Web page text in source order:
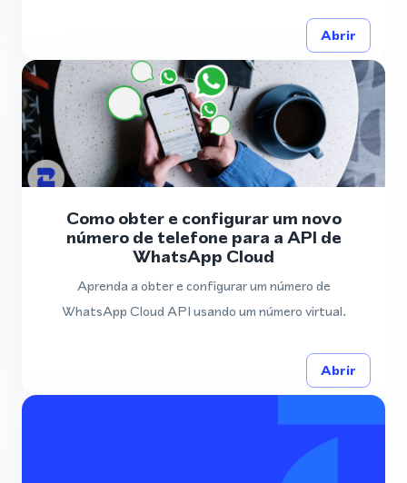
Abrir
Como obter e configurar um novo
número de telefone para a API de
WhatsApp Cloud
Aprenda a obter e configurar um número de
WhatsApp Cloud API usando um número virtual.
Abrir